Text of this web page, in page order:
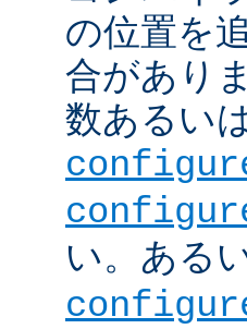
の位置を
合があり
数あるい
い。ある